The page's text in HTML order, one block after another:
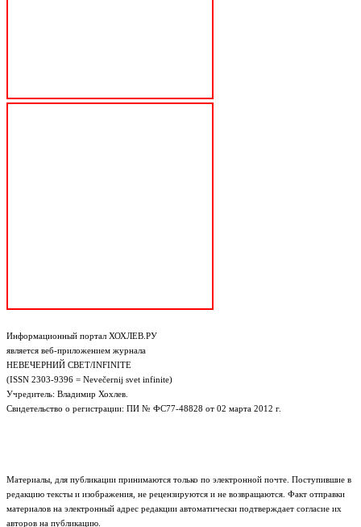
Информационный портал ХОХЛЕВ.РУ
является веб-приложением журнала
НЕВЕЧЕРНИЙ СВЕТ/INFINITE
(ISSN 2303-9396 = Nevečernij svet infinite)
Учредитель: Владимир Хохлев.
Свидетельство о регистрации: ПИ № ФС77-48828 от 02 марта 2012 г.
Материалы, для публикации принимаются только по электронной почте. Поступившие в
редакцию тексты и изображения, не рецензируются и не возвращаются. Факт отправки
материалов на электронный адрес редакции автоматически подтверждает согласие их
авторов на публикацию.